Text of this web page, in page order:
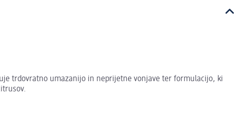
trdovratno umazanijo in neprijetne vonjave ter formulacijo, ki